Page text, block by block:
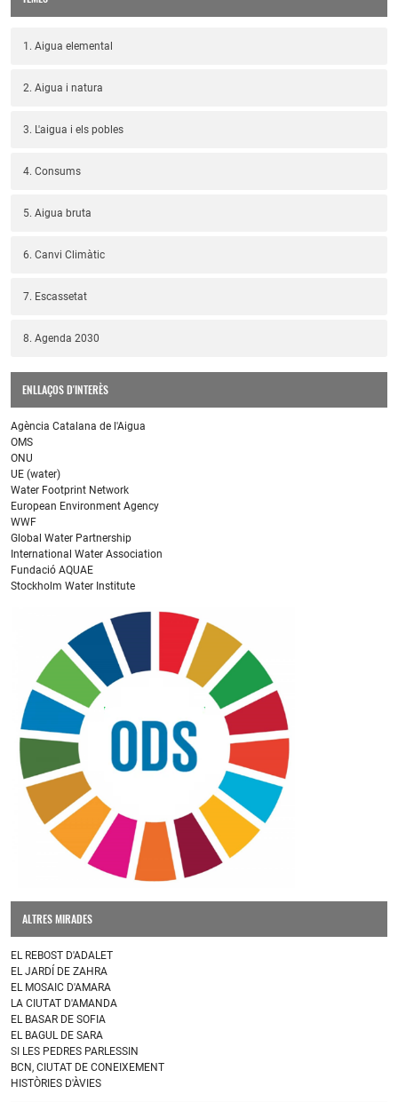
1. Aigua elemental
2. Aigua i natura
3. L'aigua i els pobles
4. Consums
5. Aigua bruta
6. Canvi Climàtic
7. Escassetat
8. Agenda 2030
ENLLAÇOS D'INTERÈS
Agència Catalana de l'Aigua
OMS
ONU
UE (water)
Water Footprint Network
European Environment Agency
WWF
Global Water Partnership
International Water Association
Fundació AQUAE
Stockholm Water Institute
ALTRES MIRADES
EL REBOST D'ADALET
EL JARDÍ DE ZAHRA
EL MOSAIC D'AMARA
LA CIUTAT D'AMANDA
EL BASAR DE SOFIA
EL BAGUL DE SARA
SI LES PEDRES PARLESSIN
BCN, CIUTAT DE CONEIXEMENT
HISTÒRIES D'ÀVIES